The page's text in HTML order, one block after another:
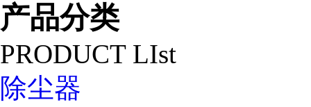
产品分类
PRODUCT LIst
除尘器